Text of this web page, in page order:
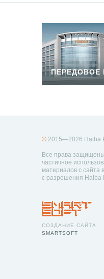
ПЕРЕДОВОЕ
© 2015—2026 Haiba
Все права
частичное
материалов с сайта
с разрешения Haiba
СОЗДАНИЕ САЙТА:
SMARTSOFT